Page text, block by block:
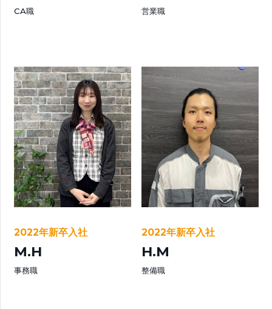
CA職 営業職
2022年新卒入社
M.H
事務職
2022年新卒入社
H.M
整備職